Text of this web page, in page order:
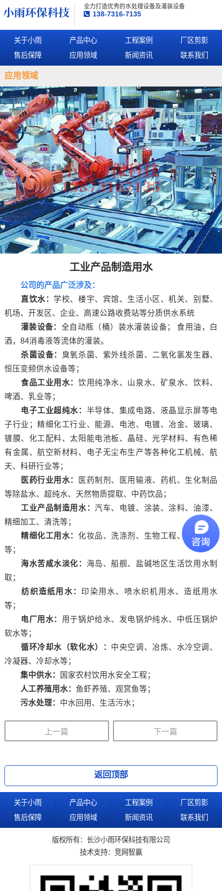
全力打造优秀的水处理设备及灌装设备
138-7316-7135
关于小雨 产品中心 工程案例
厂区剪影
售后保障
应用领域 新闻资讯 联系我们
应用领域
工业产品制造用水
公司的产品广泛涉及：
直饮水： 学校、楼宇、宾馆、生活小区、机关、别墅、
机场、开发区、企业、高速公路收费站等分质供水系统
灌装设备： 全自动瓶（桶）装水灌装设备； 食用油，白
酒，84消毒液等流体的灌装。
杀菌设备： 臭氧杀菌、紫外线杀菌、二氧化氯发生器、
恒压变频供水设备等；
食品工业用水：饮用纯净水、山泉水、矿泉水、饮料、
啤酒、乳业等；
电子工业超纯水： 半导体、集成电路、液晶显示屏等电
子行业；精细化工行业、能源、电池、电镀、冶金、玻璃、
镀膜、化工配料、太阳能电池板、晶硅、光学材料、有色稀
有金属、航空新材料、电子无尘布生产等各种化工机械、航
天、科研行业等；
医药行业用水：
医药制剂、医用输液、药机、生化制品
等除盐水、超纯水、天然物质提取、中药饮品；
工业产品制造用水：汽车、电镀、涂装、涂料、油漆、
精细加工、清洗等；
精细化工用水：化妆品、洗涤剂、生物工程、基因工程
等；
海水苦咸水淡化： 海岛、船舰、盐碱地区生活饮用水制
取；
纺织造纸用水： 印染用水、喷水织机用水、造纸用水
等；
电厂用水： 用于锅炉给水、发电锅炉纯水、中低压锅炉
软水等；
循环冷却水（软化水）： 中央空调、冶炼、水冷空调、
冷凝器、冷却水等；
集中供水：
国家农村饮用水安全工程；
人工养殖用水： 鱼虾养殖、观赏鱼等；
污水处理： 中水回用、生活污水；
上一篇 下一篇
返回顶部
关于小雨 产品中心 工程案例
厂区剪影
售后保障
应用领域 新闻资讯 联系我们
版权所有：长沙小雨环保科技有限公司
技术支持： 竞网智赢